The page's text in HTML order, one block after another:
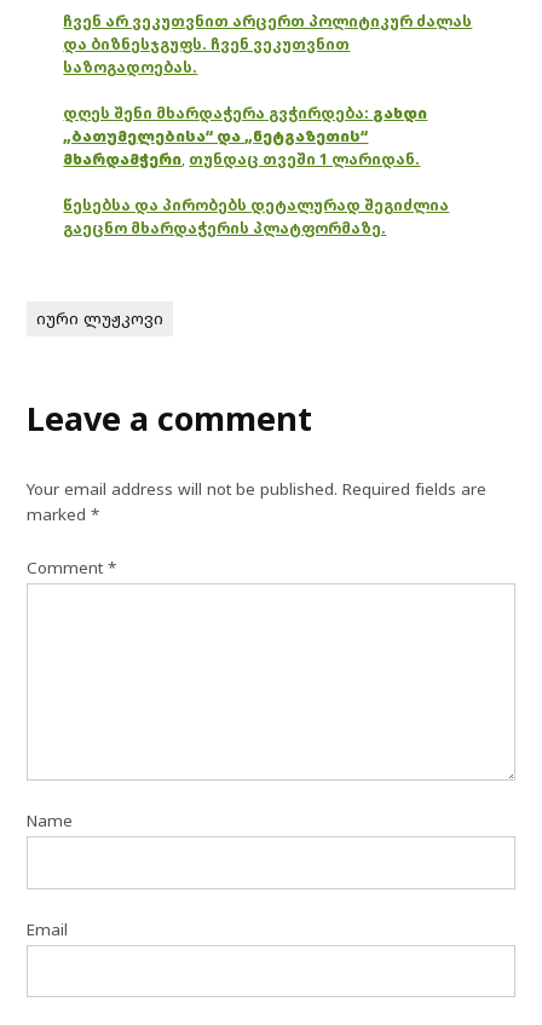
ჩვენ არ ვეკუთვნით არცერთ პოლიტიკურ ძალას
და ბიზნესჯგუფს. ჩვენ ვეკუთვნით
საზოგადოებას.
დღეს შენი მხარდაჭერა გვჭირდება: გახდი
„ბათუმელებისა“ და „ნეტგაზეთის“
მხარდამჭერი, თუნდაც თვეში 1 ლარიდან.
წესებსა და პირობებს დეტალურად შეგიძლია
გაეცნო მხარდაჭერის პლატფორმაზე.
იური ლუჟკოვი
Leave a comment
Your email address will not be published. Required fields are
marked*
Comment*
Name
Email